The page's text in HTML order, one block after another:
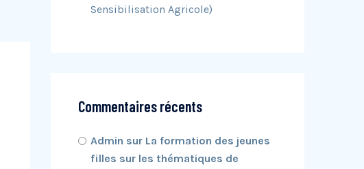
Sensibilisation Agricole)
Commentaires récents
Admin sur La formation des jeunes
filles sur les thématiques de